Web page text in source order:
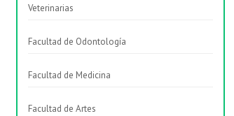
Veterinarias
Facultad de Odontología
Facultad de Medicina
Facultad de Artes